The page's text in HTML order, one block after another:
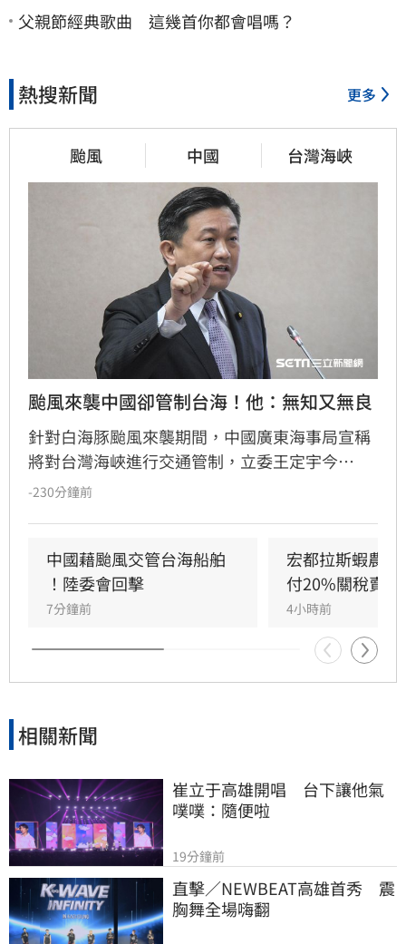
父親節經典歌曲 這幾首你都會唱嗎？
熱搜新聞 更多
颱風 中國 台灣海峽
颱風來襲中國卻管制台海！他：無知又無良
針對白海豚颱風來襲期間，中國廣東海事局宣稱
將對台灣海峽進行交通管制，立委王定宇今
（8）日嚴詞批評，直指中國政府此舉既無知又
方，更藐視國際規範。他強調，中國人民處於水
深火熱，政府卻忙於政治操作。王定宇感嘆，中
國作為大國卻缺乏基本素質，並再次提醒「誰跟
-230分鐘前
中國藉颱風交管台海船舶
！陸委會回擊
7分鐘前
宏都拉斯蝦農
付20%關稅賣台
4小時前
相關新聞
崔立于高雄開唱　台下讓他氣
噗噗：隨便啦
19分鐘前
直擊／NEWBEAT高雄首秀　震
胸舞全場嗨翻